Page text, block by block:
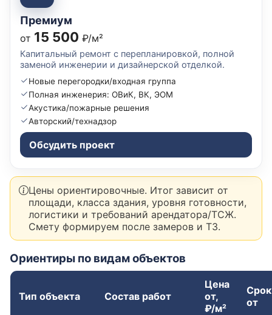
Премиум
от 15 500 ₽/м²
Капитальный ремонт с перепланировкой, полной
заменой инженерии и дизайнерской отделкой.
Новые перегородки/входная группа
Полная инженерия: ОВиК, ВК, ЭОМ
Акустика/пожарные решения
Авторский/технадзор
Обсудить проект
Цены ориентировочные. Итог зависит от
площади, класса здания, уровня готовности,
логистики и требований арендатора/ТСЖ.
Смету формируем после замеров и ТЗ.
Ориентиры по видам объектов
Тип объекта Состав работ
Цена
от,
₽/м²
от